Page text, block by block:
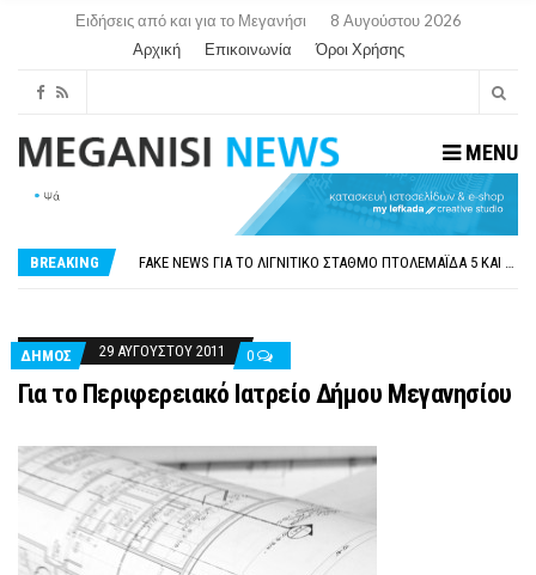
Ειδήσεις από και για το Μεγανήσι
8 Αυγούστου 2026
Αρχική
Επικοινωνία Όροι Χρήσης
MENU
BREAKING
ΠΑΡΑΙΤΉΘΗΚΕ Η ΑΝΤΙΔΉΜΑΡΧΟΣ ΠΟΛΙΤΙΣΜΟΎ ΜΕΓΑΝΗΣΊΟΥ Κ . ΕΥΑΓΓΕΛΊΑ ΜΕΛΆ. Η ΕΠΙΣΤΟΛΉ ΤΗΣ ΠΑΡΑΊΤΗΣΗΣ
FAKE NEWS ΓΙΑ ΤΟ ΛΙΓΝΙΤΙΚΌ ΣΤΑΘΜΌ ΠΤΟΛΕΜΑΪ́ΔΑ 5 ΚΑΙ ΤΗΝ ΕΝΕΡΓΕΙΑΚΉ ΑΣΦΆΛΕΙΑ ΤΗΣ ΧΏΡΑΣ
ΔΉΜΟΣ
29 ΑΥΓΟΎΣΤΟΥ 2011 0
Για το Περιφερειακό Ιατρείο Δήμου Μεγανησίου